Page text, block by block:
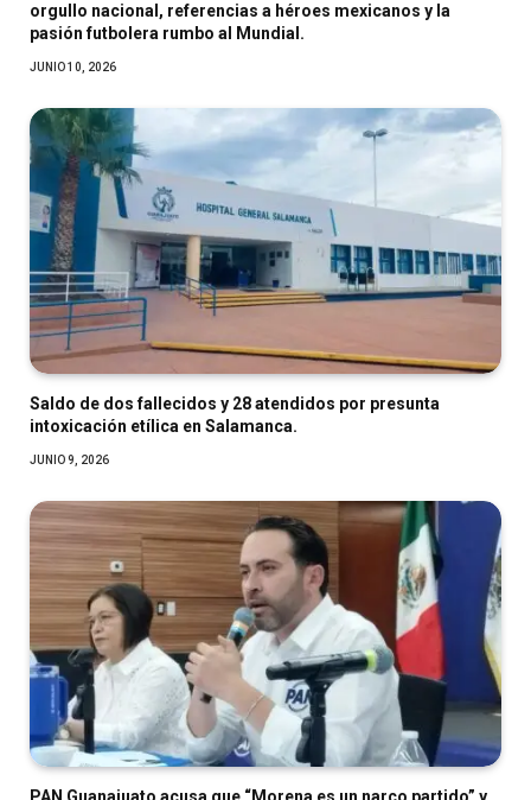
orgullo nacional, referencias a héroes mexicanos y la
pasión futbolera rumbo al Mundial.
JUNIO 10, 2026
Saldo de dos fallecidos y 28 atendidos por presunta
intoxicación etílica en Salamanca.
JUNIO 9, 2026